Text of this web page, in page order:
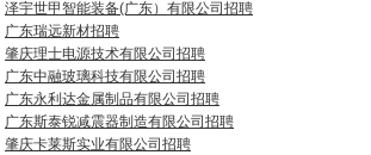
泽宇世甲智能装备(广东）有限公司招聘
广东瑞远新材招聘
肇庆理士电源技术有限公司招聘
广东中融玻璃科技有限公司招聘
广东永利达金属制品有限公司招聘
广东斯泰锐减震器制造有限公司招聘
肇庆卡莱斯实业有限公司招聘